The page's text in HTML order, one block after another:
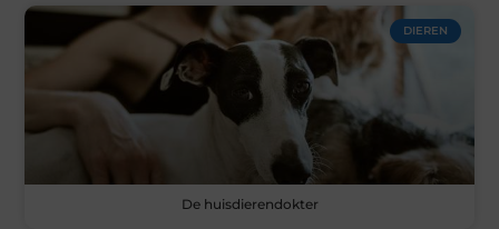
DIEREN
De huisdierendokter